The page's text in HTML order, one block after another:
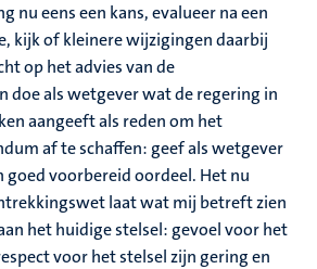
nu eens een kans, evalueer na een
kijk of kleinere wijzigingen daarbij
op het advies van de
doe als wetgever wat de regering in
aangeeft als reden om het
af te schaffen: geef als wetgever
goed voorbereid oordeel. Het nu
laat wat mij betreft zien
het huidige stelsel: gevoel voor het
voor het stelsel zijn gering en